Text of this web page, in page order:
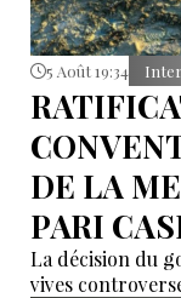
5 Août 19:34
DE LA
PARI
La décision du
vives